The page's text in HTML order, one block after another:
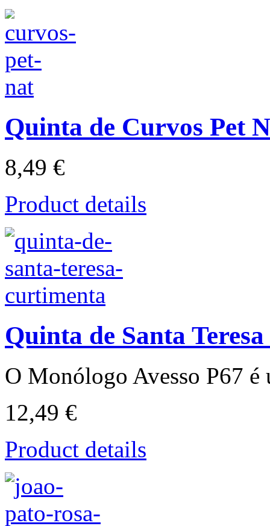
Quinta de Curvos Pet
8,49 €
Product details
Quinta de Santa
O Monólogo Avesso P67 é
12,49 €
Product details